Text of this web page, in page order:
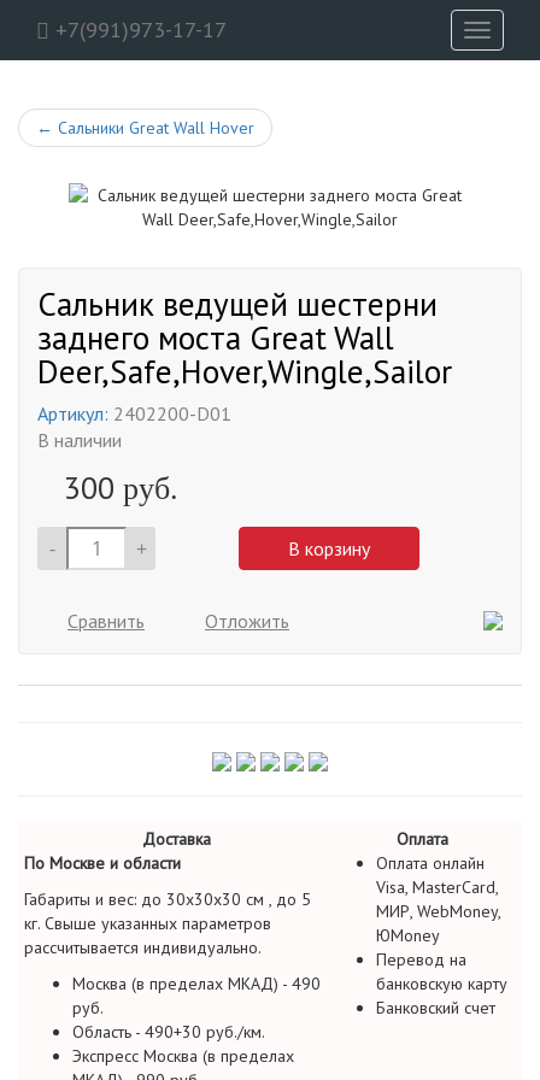
+7(991)973-17-17
Toggle
← Сальники Great Wall Hover
Сальник ведущей шестерни
заднего моста Great Wall
Deer,Safe,Hover,Wingle,Sailor
Артикул: 2402200-D01
В наличии
300 руб.
- + В корзину
Сравнить Отложить
Доставка
Оплата
По Москве и области
Габариты и вес: до 30х30х30 см , до 5
кг. Свыше указанных параметров
рассчитывается индивидуально.
Москва (в пределах МКАД) - 490
руб.
Область - 490+30 руб./км.
Экспресс Москва (в пределах
Оплата онлайн
Visa, MasterCard,
МИР, WebMoney,
ЮMoney
Перевод на
банковскую карту
Банковский счет